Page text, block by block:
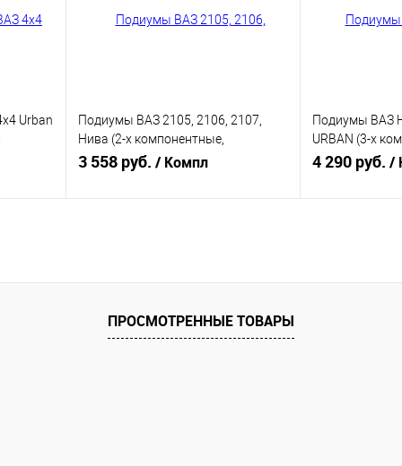
Urban
Подиумы ВАЗ 2105, 2106, 2107,
Нива (2-х компонентные,
16хРУПОРНЫЙ ТВИТЕР),твитер
3 558 руб. / Компл
Подиумы ВАЗ
URBAN (3-х
рупорным
4 290 руб. /
ПРОСМОТРЕННЫЕ ТОВАРЫ